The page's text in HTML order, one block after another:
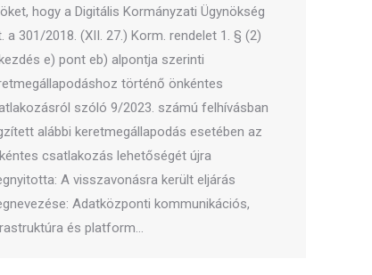
hogy a Digitális Kormányzati Ügynökség
a 301/2018. (XII. 27.) Korm. rendelet 1. § (2)
e) pont eb) alpontja szerinti
történő önkéntes
szóló 9/2023. számú felhívásban
alábbi keretmegállapodás esetében az
csatlakozás lehetőségét újra
A visszavonásra került eljárás
Adatközponti kommunikációs,
és platform…